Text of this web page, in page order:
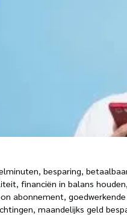
, besparing,
, financiën in balans houden,
abonnement,
, maandelijks geld